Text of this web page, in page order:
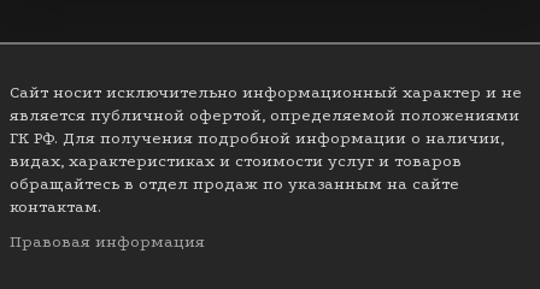
Сайт носит исключительно информационный характер и не
является публичной офертой, определяемой положениями
ГК РФ. Для получения подробной информации о наличии,
видах, характеристиках и стоимости услуг и товаров
обращайтесь в отдел продаж по указанным на сайте
контактам.
Правовая информация